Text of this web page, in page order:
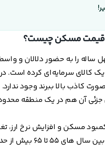
قیمت مسکن چیست؟
ساله را به حضور دلالان و
یک کالای سرمایه‌ای کرده
کاذب بالا ببرند وجود
جزئی آن هم در یک منطقه
کمبود مسکن و افزایش نرخ
از حد انتظار بود.